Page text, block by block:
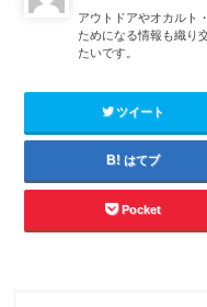
アウトドアやオカルト
ためになる情報も織り
たいです。
ツイート
はてブ
Pocket